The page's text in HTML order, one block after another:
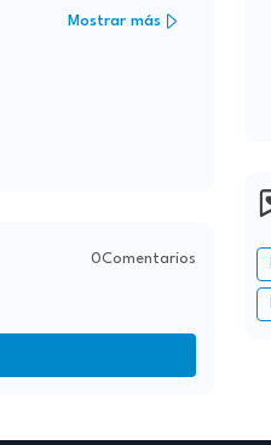
Mostrar más
0Comentarios